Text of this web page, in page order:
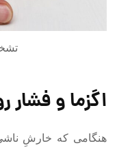
اگزما و فشار
هنگامی که خارشِ ناشی